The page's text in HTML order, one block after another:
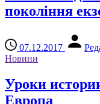
покоління
07.12.2017
Новини
Уроки
Европа